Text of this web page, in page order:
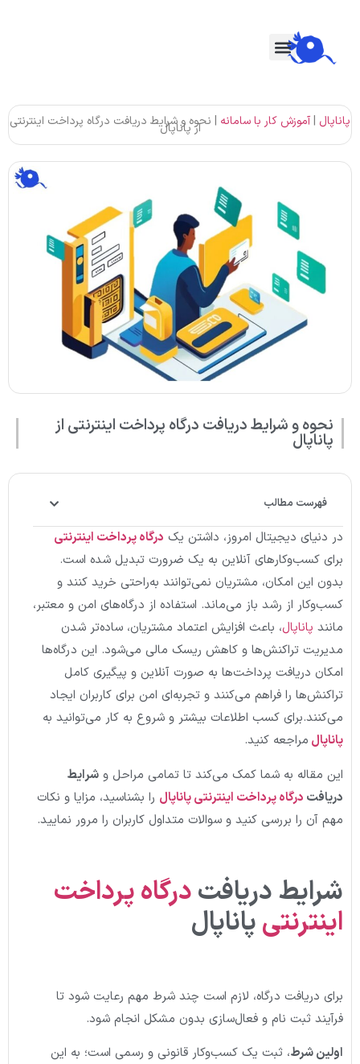
پاناپال | آموزش کار با سامانه | نحوه و شرایط دریافت درگاه پرداخت اینترنتی
از پاناپال
نحوه و شرایط دریافت درگاه پرداخت اینترنتی از
پاناپال
فهرست مطالب
در دنیای دیجیتال امروز، داشتن یک درگاه پرداخت اینترنتی
برای کسب‌وکارهای آنلاین به یک ضرورت تبدیل شده است.
بدون این امکان، مشتریان نمی‌توانند به‌راحتی خرید کنند و
کسب‌وکار از رشد باز می‌ماند. استفاده از درگاه‌های امن و معتبر،
مانند پاناپال، باعث افزایش اعتماد مشتریان، ساده‌تر شدن
مدیریت تراکنش‌ها و کاهش ریسک مالی می‌شود. این درگاه‌ها
امکان دریافت پرداخت‌ها به صورت آنلاین و پیگیری کامل
تراکنش‌ها را فراهم می‌کنند و تجربه‌ای امن برای کاربران ایجاد
می‌کنند.برای کسب اطلاعات بیشتر و شروع به کار می‌توانید به
پاناپال مراجعه کنید.
این مقاله به شما کمک می‌کند تا تمامی مراحل و شرایط
دریافت درگاه پرداخت اینترنتیپاناپال را بشناسید، مزایا و نکات
مهم آن را بررسی کنید و سوالات متداول کاربران را مرور نمایید.
شرایط دریافتدرگاه پرداخت
اینترنتیپاناپال
برای دریافت درگاه، لازم است چند شرط مهم رعایت شود تا
فرآیند ثبت نام و فعال‌سازی بدون مشکل انجام شود.
اولین شرط، ثبت یک کسب‌وکار قانونی و رسمی است؛ به این